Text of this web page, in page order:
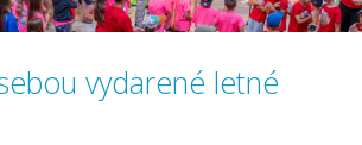
vydarené letné